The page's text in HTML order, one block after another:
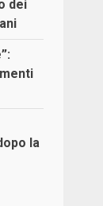
dei
la